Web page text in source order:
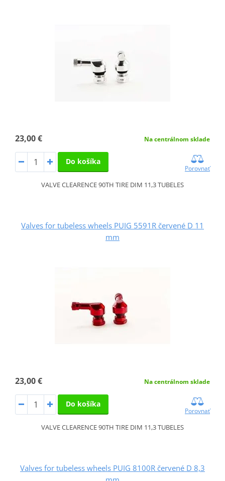
23,00 € Na centrálnom sklade
Do košíka
Porovnať
VALVE CLEARENCE 90TH TIRE DIM 11,3 TUBELES
Valves for tubeless wheels PUIG 5591R červené D 11
mm
23,00 € Na centrálnom sklade
Do košíka
Porovnať
VALVE CLEARENCE 90TH TIRE DIM 11,3 TUBELES
Valves for tubeless wheels PUIG 8100R červené D 8,3